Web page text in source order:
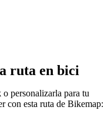
ruta en bici
personalizarla para tu
con esta ruta de Bikemap: